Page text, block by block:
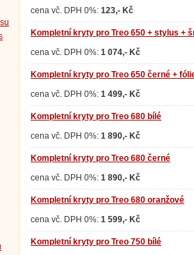
cena vč. DPH 0%: 123,- Kč
Kompletní kryty pro Treo 650 + stylus +
cena vč. DPH 0%: 1 074,- Kč
Kompletní kryty pro Treo 650 černé +
cena vč. DPH 0%: 1 499,- Kč
Kompletní kryty pro Treo 680 bílé
cena vč. DPH 0%: 1 890,- Kč
Kompletní kryty pro Treo 680 černé
cena vč. DPH 0%: 1 890,- Kč
Kompletní kryty pro Treo 680 oranžové
cena vč. DPH 0%: 1 599,- Kč
Kompletní kryty pro Treo 750 bílé